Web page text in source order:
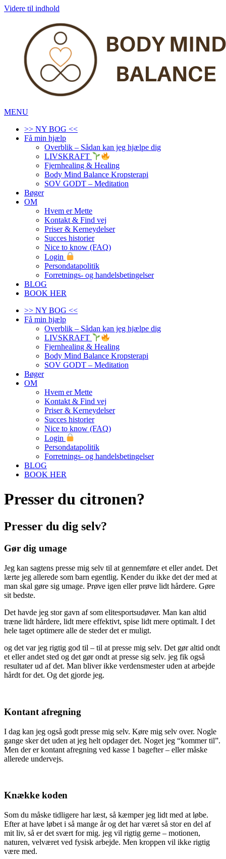
Videre til indhold
MENU
>> NY BOG <<
Få min hjælp
Overblik – Sådan kan jeg hjælpe dig
LIVSKRAFT
Fjernhealing & Healing
Body Mind Balance Kropsterapi
SOV GODT – Meditation
Bøger
OM
Hvem er Mette
Kontakt & Find vej
Priser & Kerneydelser
Succes historier
Nice to know (FAQ)
Login
Persondatapolitik
Forretnings- og handelsbetingelser
BLOG
BOOK HER
>> NY BOG <<
Få min hjælp
Overblik – Sådan kan jeg hjælpe dig
LIVSKRAFT
Fjernhealing & Healing
Body Mind Balance Kropsterapi
SOV GODT – Meditation
Bøger
OM
Hvem er Mette
Kontakt & Find vej
Priser & Kerneydelser
Succes historier
Nice to know (FAQ)
Login
Persondatapolitik
Forretnings- og handelsbetingelser
BLOG
BOOK HER
Presser du citronen?
Presser du dig selv?
Gør dig umage
Jeg kan sagtens presse mig selv til at gennemføre et eller andet. Det
lærte jeg allerede som barn egentlig. Kender du ikke det der med at
man skal gøre sig umage. Prøve igen eller prøve lidt hårdere. Gøre
sit bedste.
Det havde jeg stor gavn af som elitesportsudøver. Man kan altid
træne lidt hårdere, lidt mere effektivt, spise lidt mere optimalt. I det
hele taget optimere alle de steder det er muligt.
og det var jeg rigtig god til – til at presse mig selv. Det gør altid ondt
et eller andet sted og det gør ondt at presse sig selv. jeg fik også
resultater ud af det. Man bliver ikke verdensmester uden at arbejde
hårdt for det. Og det gjorde jeg.
Kontant afregning
I dag kan jeg også godt presse mig selv. Køre mig selv over. Nogle
gange sker det uden at jeg helt opdager det. Noget jeg “kommer til”.
Men der er kontant afregning ved kasse 1 bagefter – eller måske
allerede undervejs.
Knække koden
Som du måske tidligere har læst, så kæmper jeg lidt med at løbe.
Efter at have løbet i så mange år og det har været så stor en del af
mit liv, så er det svært for mig. jeg vil rigtig gerne – motionen,
naturen, velværet ved fysisk arbejde. Men kroppen vil ikke rigtig
være med.